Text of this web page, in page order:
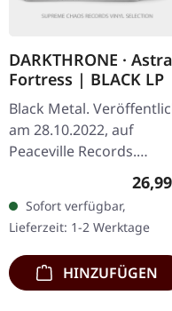
DARKTHRONE ·
Fortress | BLACK LP
Black Metal.
am 28.10.2022, auf
Peaceville Records.
Schwarzes Vinyl mit
norwegischen Black
Metal-Legenden
Darkthrone…
Sofort verfügbar,
Lieferzeit: 1-2 Werktage
HINZUFÜGEN